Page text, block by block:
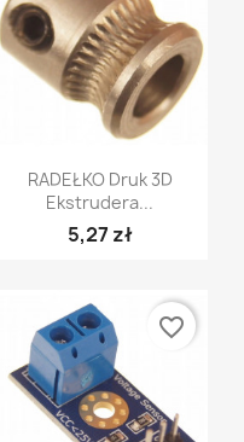
Szybki podgląd
RADEŁKO Druk 3D
Ekstrudera...
5,27 zł
favorite_border